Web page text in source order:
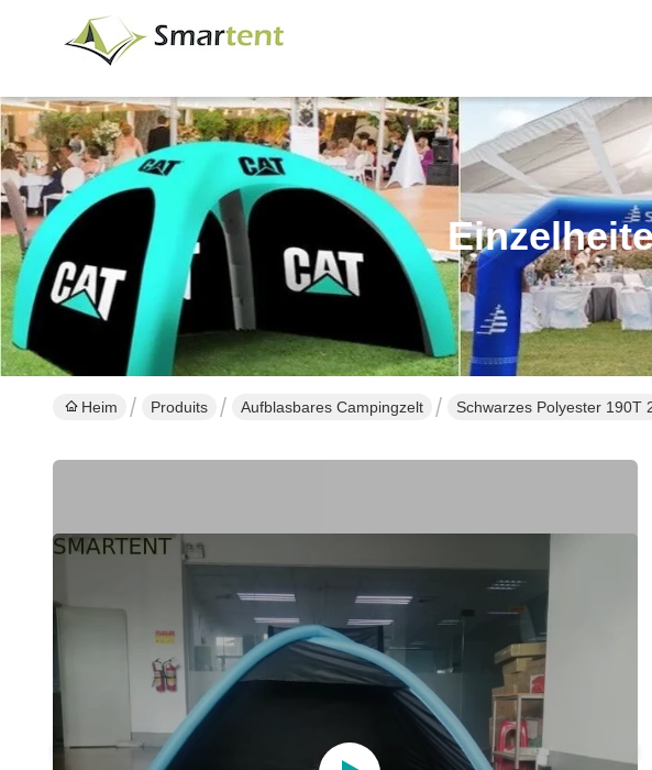
Heim Produits Aufblasbares Campingzelt Schwarzes Polyester 190T